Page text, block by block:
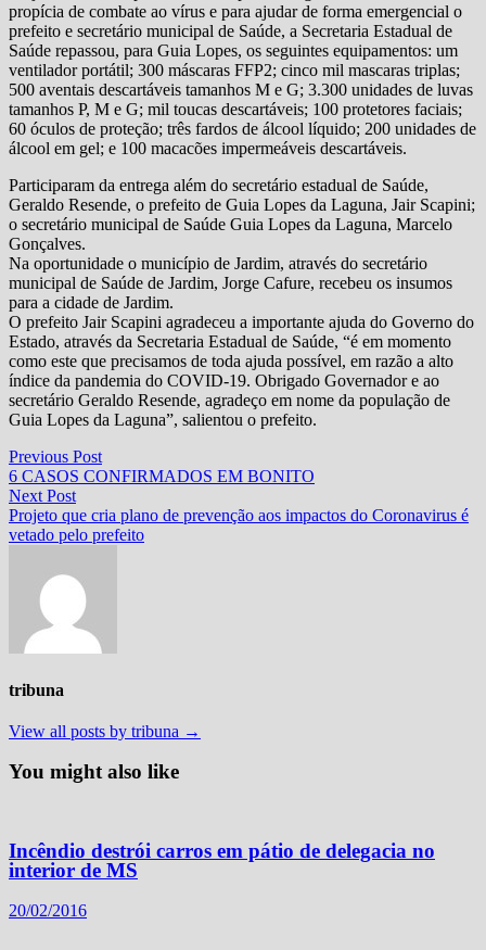
propícia de combate ao vírus e para ajudar de forma emergencial o
prefeito e secretário municipal de Saúde, a Secretaria Estadual de
Saúde repassou, para Guia Lopes, os seguintes equipamentos: um
ventilador portátil; 300 máscaras FFP2; cinco mil mascaras triplas;
500 aventais descartáveis tamanhos M e G; 3.300 unidades de luvas
tamanhos P, M e G; mil toucas descartáveis; 100 protetores faciais;
60 óculos de proteção; três fardos de álcool líquido; 200 unidades de
álcool em gel; e 100 macacões impermeáveis descartáveis.
Participaram da entrega além do secretário estadual de Saúde,
Geraldo Resende, o prefeito de Guia Lopes da Laguna, Jair Scapini;
o secretário municipal de Saúde Guia Lopes da Laguna, Marcelo
Gonçalves.
Na oportunidade o município de Jardim, através do secretário
municipal de Saúde de Jardim, Jorge Cafure, recebeu os insumos
para a cidade de Jardim.
O prefeito Jair Scapini agradeceu a importante ajuda do Governo do
Estado, através da Secretaria Estadual de Saúde, “é em momento
como este que precisamos de toda ajuda possível, em razão a alto
índice da pandemia do COVID-19. Obrigado Governador e ao
secretário Geraldo Resende, agradeço em nome da população de
Guia Lopes da Laguna”, salientou o prefeito.
Navegação
de
Post
Previous PostPrevious
post:
6 CASOS CONFIRMADOS EM BONITO
Next PostNext
post:
Projeto que cria plano de prevenção aos impactos do Coronavirus é
vetado pelo prefeito
tribuna
View all posts by tribuna →
You might also like
Incêndio destrói carros em pátio de delegacia no
interior de MS
20/02/2016